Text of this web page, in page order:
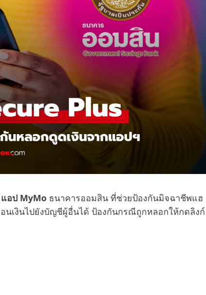
แอป MyMo ธนาคารออมสิน ที่ช่วยป้องกันมิจฉาชีพแฮ
นเงินไปยังบัญชีผู้อื่นได้ ป้องกันกรณีถูกหลอกให้กดลิงก์